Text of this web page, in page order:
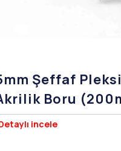
Şeffaf
Boru
incele